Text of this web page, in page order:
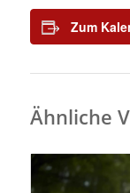
Zum
Ähnliche